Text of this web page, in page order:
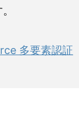
多要素認証